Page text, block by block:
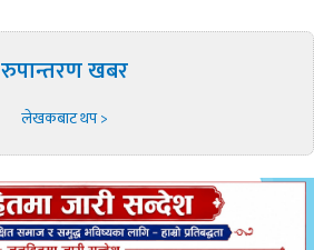
रुपान्तरण खबर
लेखकबाट थप >